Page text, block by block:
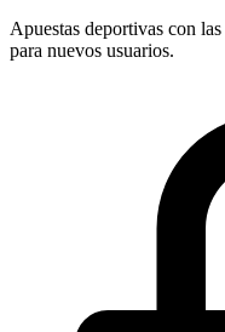
Apuestas deportivas con
para nuevos usuarios.